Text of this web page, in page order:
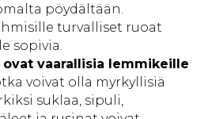
pöydältään.
turvalliset ruoat
sopivia.
vaarallisia lemmikeille
voivat olla myrkyllisiä
suklaa, sipuli,